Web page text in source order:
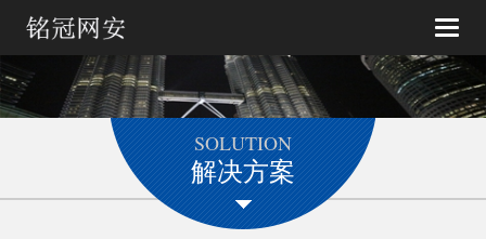
Toggle
SOLUTION
解决方案